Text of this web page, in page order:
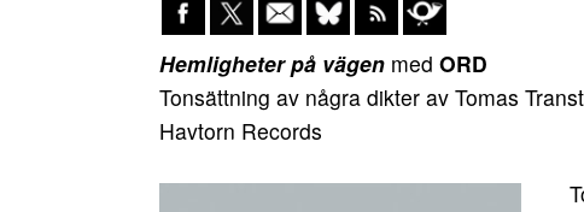
Hemligheter på vägen med ORD
Tonsättning av några dikter av Tomas
Havtorn Records